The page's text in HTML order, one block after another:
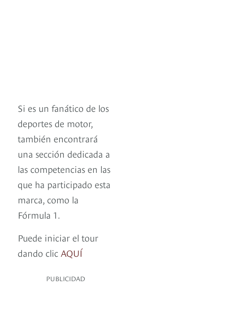
Si es un fanático de los
deportes de motor,
también encontrará
una sección dedicada a
las competencias en las
que ha participado esta
marca, como la
Fórmula 1.
Puede iniciar el tour
dando clic AQUÍ
PUBLICIDAD